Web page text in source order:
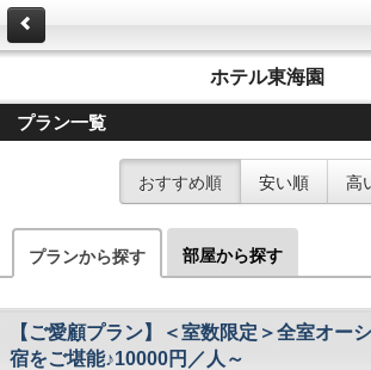
ホテル東海園
プラン一覧
おすすめ順 安い順 高
プランから探す 部屋から探す
【ご愛顧プラン】＜室数限定＞全室オー
宿をご堪能♪10000円／人～